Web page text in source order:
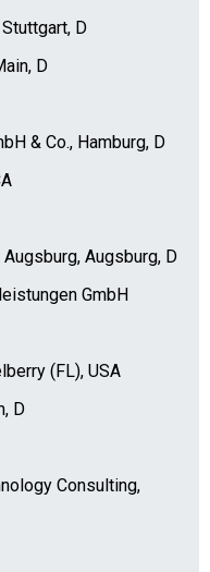
D
D
& Co., Hamburg, D
Augsburg, D
GmbH
(FL), USA
D
Consulting,